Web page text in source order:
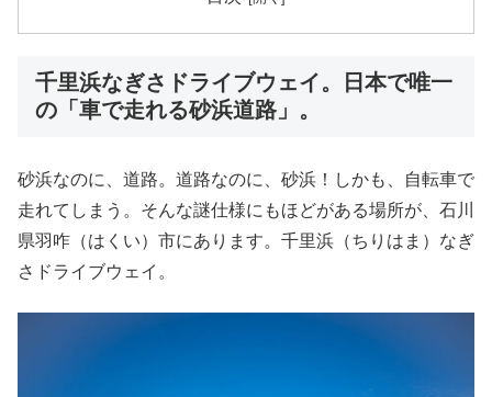
千里浜なぎさドライブウェイ。日本で唯一
の「車で走れる砂浜道路」。
砂浜なのに、道路。道路なのに、砂浜！しかも、自転車で
走れてしまう。そんな謎仕様にもほどがある場所が、石川
県羽咋（はくい）市にあります。千里浜（ちりはま）なぎ
さドライブウェイ。